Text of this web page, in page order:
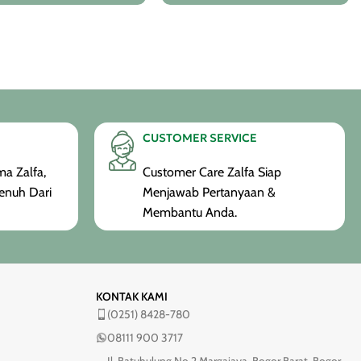
Zalfa,
Dari
CUSTOMER SERVICE
Customer Care Zalfa Siap
Menjawab Pertanyaan &
Membantu Anda.
KONTAK KAMI
(0251) 8428-780
08111 900 3717